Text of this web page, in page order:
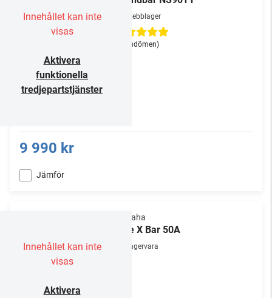
Innehållet kan inte
visas
Aktivera
funktionella
tredjepartstjänster
Webblager
omdömen)
9 990 kr
Jämför
Innehållet kan inte
visas
Aktivera
Yamaha
True X Bar 50A
Lagervara